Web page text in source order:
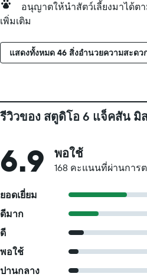
อนุญาตให้นำสัตว์เลี้ยงมาได้ต
เพิ่มเติม
แสดงทั้งหมด 46 สิ่งอำนวยความสะดว
รีวิวของ สตูดิโอ 6 แจ็คสัน
6.9 พอใช้
168 คะแนนที่ผ่านการ
ยอดเยี่ยม
ดีมาก
ดี
พอใช้
ปานกลาง